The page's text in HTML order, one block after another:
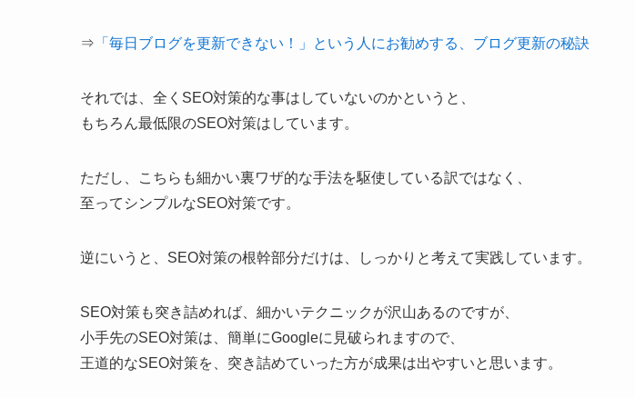
⇒ 「毎日ブログを更新できない！」という人にお勧めする、ブログ更新の秘訣
それでは、全くSEO対策的な事はしていないのかというと、
もちろん最低限のSEO対策はしています。
ただし、こちらも細かい裏ワザ的な手法を駆使している訳ではなく、
至ってシンプルなSEO対策です。
逆にいうと、SEO対策の根幹部分だけは、しっかりと考えて実践しています。
SEO対策も突き詰めれば、細かいテクニックが沢山あるのですが、
小手先のSEO対策は、簡単にGoogleに見破られますので、
王道的なSEO対策を、突き詰めていった方が成果は出やすいと思います。